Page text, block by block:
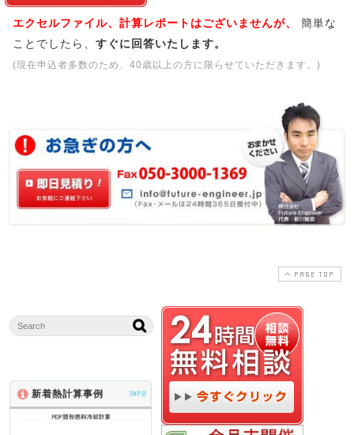
エクセルファイル、計算レポートはございませんが、
簡単な
ことでしたら、 すぐに回答いたします。
(現在申込者多数のため、40歳以上の方に限らせていただきます。)
PAGE TOP
新着熱計算事例 INFO